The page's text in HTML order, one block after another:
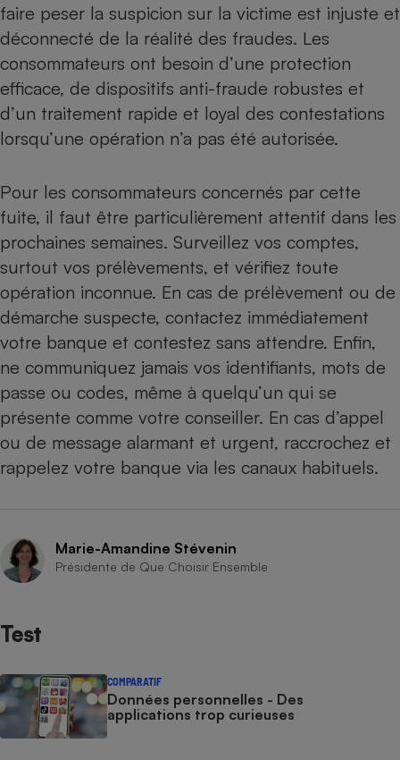
faire peser la suspicion sur la victime est injuste et
déconnecté de la réalité des fraudes. Les
consommateurs ont besoin d’une protection
efficace, de dispositifs anti-fraude robustes et
d’un traitement rapide et loyal des contestations
lorsqu’une opération n’a pas été autorisée.
Pour les consommateurs concernés par cette
fuite, il faut être particulièrement attentif dans les
prochaines semaines. Surveillez vos comptes,
surtout vos prélèvements, et vérifiez toute
opération inconnue. En cas de prélèvement ou de
démarche suspecte, contactez immédiatement
votre banque et contestez sans attendre. Enfin,
ne communiquez jamais vos identifiants, mots de
passe ou codes, même à quelqu’un qui se
présente comme votre conseiller. En cas d’appel
ou de message alarmant et urgent, raccrochez et
rappelez votre banque via les canaux habituels.
Marie-Amandine Stévenin
Présidente de Que Choisir Ensemble
Test
COMPARATIF
Données personnelles - Des
applications trop curieuses